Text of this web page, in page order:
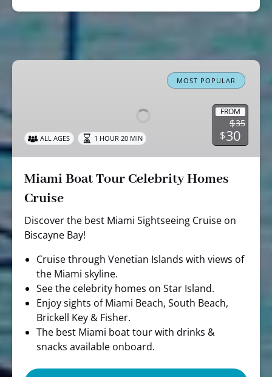
Miami
Cruise
MOST POPULAR
FROM
$35
$30
ALL AGES 1 HOUR 20 MIN
Miami Boat Tour Celebrity Homes
Cruise
Discover the best Miami Sightseeing Cruise on
Biscayne Bay!
Cruise through Venetian Islands with views of
the Miami skyline.
See the celebrity homes on Star Island.
Enjoy sights of Miami Beach, South Beach,
Brickell Key & Fisher.
The best Miami boat tour with drinks &
snacks available onboard.